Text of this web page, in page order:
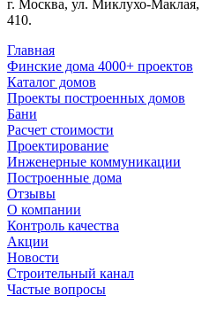
г. Москва, ул. Миклухо-
410.
Главная
Финские дома 4000+ проектов
Каталог домов
Проекты построенных домов
Бани
Расчет стоимости
Проектирование
Инженерные коммуникации
Построенные дома
Отзывы
О компании
Контроль качества
Акции
Новости
Строительный канал
Частые вопросы